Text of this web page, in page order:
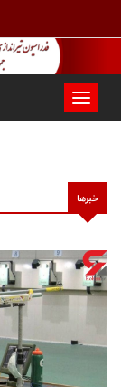
خبرها